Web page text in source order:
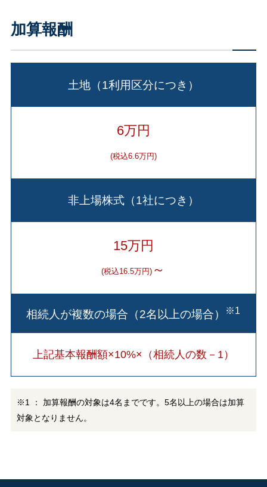
加算報酬
土地（1利用区分につき）
6万円
(税込6.6万円)
非上場株式（1社につき）
15万円
(税込16.5万円) ～
相続人が複数の場合（2名以上の場合） ※1
上記基本報酬額×10%×（相続人の数－1）
※1 ： 加算報酬の対象は4名までです。5名以上の場合は加算
対象となりません。